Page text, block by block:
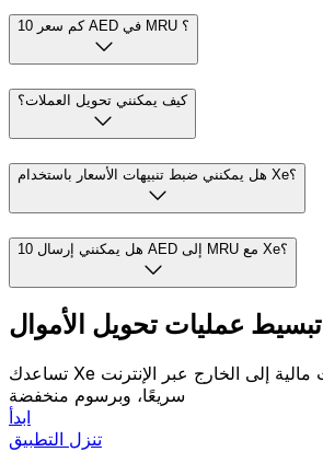
كم سعر 10 AED في MRU ؟
كيف يمكنني تحويل العملات؟
هل يمكنني ضبط تنبيهات الأسعار باستخدام Xe؟
هل يمكنني إرسال 10 AED إلى MRU مع Xe؟
تبسيط عمليات تحويل الأموال
تساعدك Xe على إرسال تحويلات مالية إلى الخارج عبر الإنترنت
سريعًا، وبرسوم منخفضة
ابدأ
تنزل التطبيق